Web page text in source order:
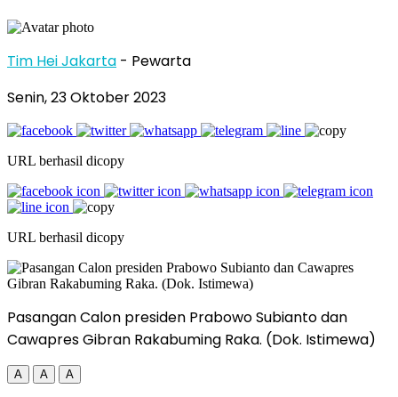
Tim Hei Jakarta - Pewarta
Senin, 23 Oktober 2023
URL berhasil dicopy
URL berhasil dicopy
Pasangan Calon presiden Prabowo Subianto dan
Cawapres Gibran Rakabuming Raka. (Dok. Istimewa)
A A A